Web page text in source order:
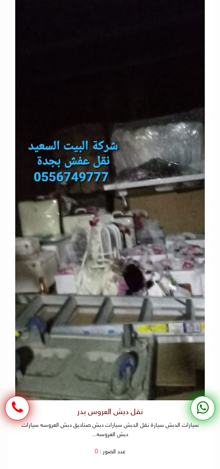
نقل دبش العروس بدر
سيارات الدبش سيارة نقل الدبش سيارات دبش صناديق دبش العروسه سيارات
دبش العروسه...
عدد الصور :0